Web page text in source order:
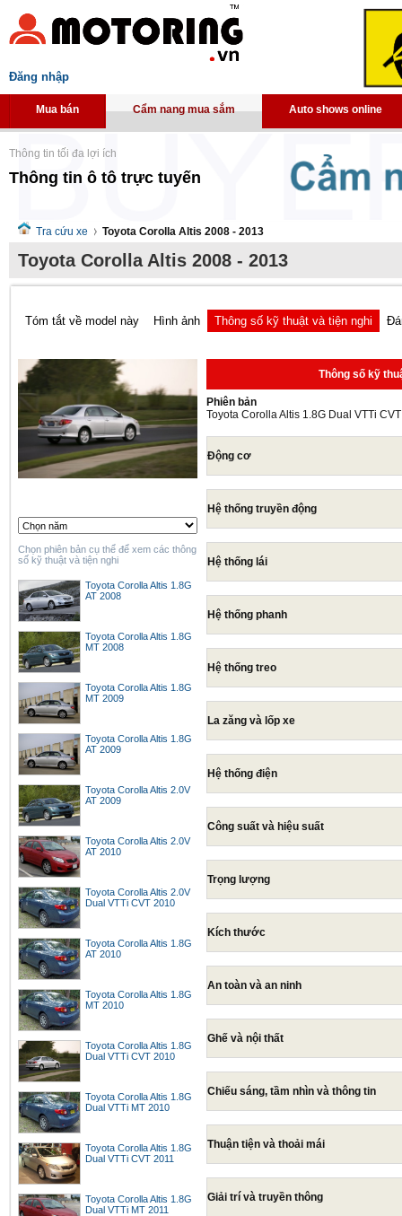
Đăng nhập
Mua bán Cẩm nang mua sắm Auto shows online
Thông tin tối đa lợi ích
Thông tin ô tô trực tuyến
Tra cứu xe Toyota Corolla Altis 2008 - 2013
Toyota Corolla Altis 2008 - 2013
Tóm tắt về model này Hình ảnh Thông số kỹ thuật và tiện nghi
Chọn phiên bản cụ thể để xem các thông
số kỹ thuật và tiện nghi
Toyota Corolla Altis 1.8G
AT 2008
Toyota Corolla Altis 1.8G
MT 2008
Toyota Corolla Altis 1.8G
MT 2009
Toyota Corolla Altis 1.8G
AT 2009
Toyota Corolla Altis 2.0V
AT 2009
Toyota Corolla Altis 2.0V
AT 2010
Toyota Corolla Altis 2.0V
Dual VTTi CVT 2010
Toyota Corolla Altis 1.8G
AT 2010
Toyota Corolla Altis 1.8G
MT 2010
Toyota Corolla Altis 1.8G
Dual VTTi CVT 2010
Toyota Corolla Altis 1.8G
Dual VTTi MT 2010
Toyota Corolla Altis 1.8G
Dual VTTi CVT 2011
Toyota Corolla Altis 1.8G
Dual VTTi MT 2011
Thông số kỹ
Phiên bản
Toyota Corolla Altis 1.8G Dual VTTi
Động cơ
Hệ thống truyền động
Hệ thống lái
Hệ thống phanh
Hệ thống treo
La zăng và lốp xe
Hệ thống điện
Công suất và hiệu suất
Trọng lượng
Kích thước
An toàn và an ninh
Ghế và nội thất
Chiếu sáng, tầm nhìn và thông tin
Thuận tiện và thoải mái
Giải trí và truyền thông